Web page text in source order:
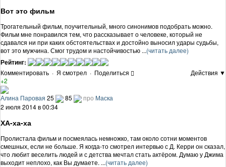
Вот это фильм
Трогательный фильм, поучительный, много синонимов подобрать можно.
Фильм мне понравился тем, что рассказывает о человеке, который не
сдавался ни при каких обстоятельствах и достойно выносил удары судьбы,
вот это мужчина. Смог трудом и настойчивостью ...(читать далее)
Рейтинг:
Комментировать · Я смотрел · Поделиться
Действия ▼
+2
Алина Паровая 25 85 про Маска
2 июля 2014 в 00:34
ХА-ха-ха
Пролистала фильм и посмеялась немножко, там около сотни моментов
смешных, если не больше. Я когда-то смотрел интервью с Д. Керри он сказал,
что любит веселить людей и с детства мечтал стать актёром. Думаю у Джима
выходит неплохо, как Вы думаете. ...(читать далее)